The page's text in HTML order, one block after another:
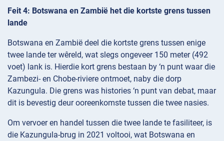
Feit 4: Botswana en Zambië het die kortste grens tussen
lande
Botswana en Zambië deel die kortste grens tussen enige
twee lande ter wêreld, wat slegs ongeveer 150 meter (492
voet) lank is. Hierdie kort grens bestaan by ‘n punt waar die
Zambezi- en Chobe-riviere ontmoet, naby die dorp
Kazungula. Die grens was histories ‘n punt van debat, maar
dit is bevestig deur ooreenkomste tussen die twee nasies.
Om vervoer en handel tussen die twee lande te fasiliteer, is
die Kazungula-brug in 2021 voltooi, wat Botswana en